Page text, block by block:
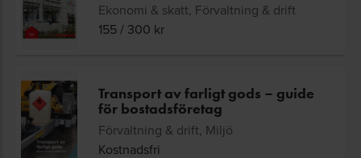
Ekonomi & skatt, Förvaltning & drift
155/ 300 kr
Transport av farligt gods – guide
för bostadsföretag
Förvaltning & drift, Miljö
Kostnadsfri